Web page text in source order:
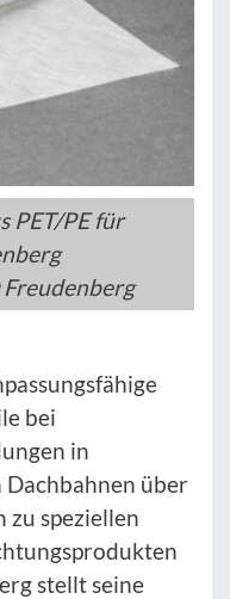
PET/PE für
bei
in
über
zu speziellen
stellt seine